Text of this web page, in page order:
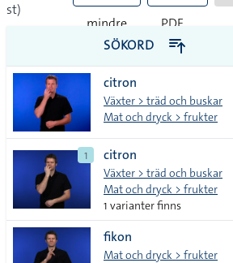
st)
mindre
tecken
PDF
SÖKORD
citron
Växter > träd och buskar
Mat och dryck > frukter
1 citron
Växter > träd och buskar
Mat och dryck > frukter
1 varianter finns
fikon
Mat och dryck > frukter